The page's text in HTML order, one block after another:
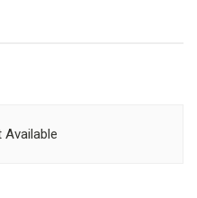
Available